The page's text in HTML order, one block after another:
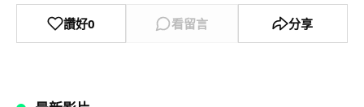
讚好0 看留言 分享